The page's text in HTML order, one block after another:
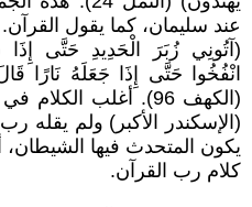
عند سليمان، كما يقول القرآن.
(آتُونِي زُبَرَ الْحَدِيدِ حَتَّى
انْفُخُوا حَتَّى إِذَا جَعَلَهُ نَارًا
(الكهف 96). أغلب
(الإسكندر الأكبر) ولم يقله
يكون المتحدث فيها
كلام رب القرآن.